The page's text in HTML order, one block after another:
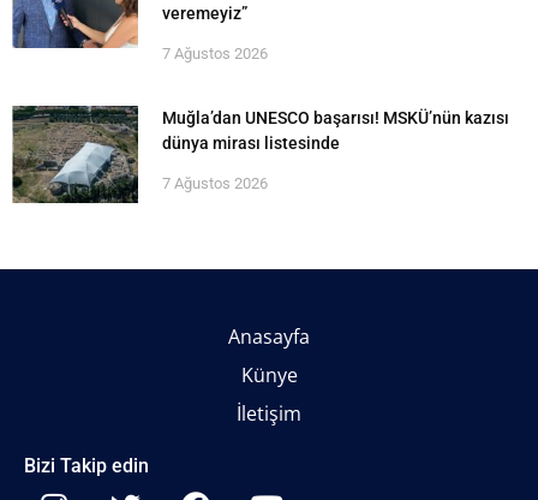
veremeyiz”
7 Ağustos 2026
Muğla’dan UNESCO başarısı! MSKÜ’nün kazısı
dünya mirası listesinde
7 Ağustos 2026
Anasayfa
Künye
İletişim
Bizi Takip edin